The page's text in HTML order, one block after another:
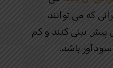
که می توانند
پیش بینی کنند و کم
سودآور باشد.